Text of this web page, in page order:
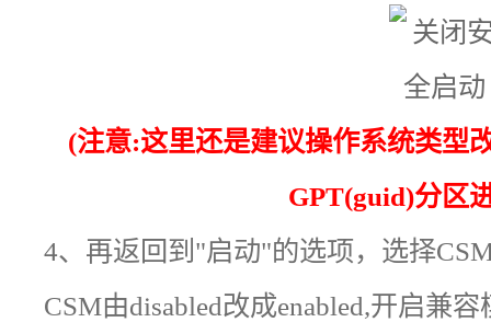
(注意:这里还是建议操作系统类型
GPT(guid)分区
4、再返回到"启动"的选项，选择
CSM由disabled改成enabled,开启兼容